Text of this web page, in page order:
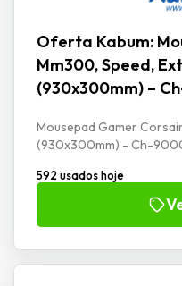
Oferta Kabum:
Mm300, Speed,
(930x300mm) –
Mousepad Gamer
(930x300mm) - Ch-
592 usados hoje